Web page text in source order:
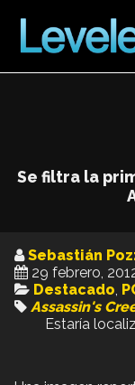
Se filtra la
Sebastián
29 febrero,
Destacado
Assassin's
Estaría